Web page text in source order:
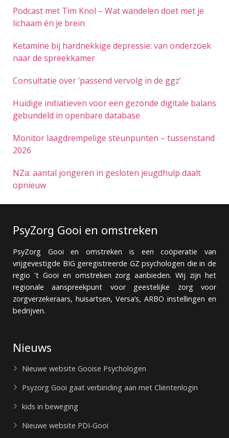
Podcast met Tim Knol – Wat wandelen doet met je
lichaam én je brein
Ketamine bij hardnekkige depressie: van onderzoek
naar de spreekkamer
Consultatie over ‘passend vervolg in de ggz’
Huidige initiatieven voor een gezonde digitale balans
gebundeld in openbare database
Monitor laagdrempelige steunpunten – tussenstand
2026
NZa: aantal jongeren in gesloten jeugdhulp daalt
opnieuw
PsyZorg Gooi en omstreken
PsyZorg Gooi en omstreken is een coöperatie van
vrijgevestigde BIG geregistreerde GZ psychologen die in de
regio 't Gooi en omstreken zorg aanbieden. Wij zijn het
regionale aanspreekpunt voor geestelijke zorg voor
zorgverzekeraars, huisartsen, Versa’s, ARBO instellingen en
bedrijven.
Nieuws
Nieuwe website Gooise Psychologen
Psyzorg Gooi gaat verbinding aan met Cliëntenlogin
kids in beweging
Nieuwe website PDI-Gooi